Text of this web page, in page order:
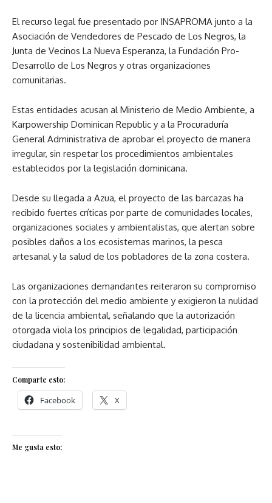
El recurso legal fue presentado por INSAPROMA junto a la
Asociación de Vendedores de Pescado de Los Negros, la
Junta de Vecinos La Nueva Esperanza, la Fundación Pro-
Desarrollo de Los Negros y otras organizaciones
comunitarias.
Estas entidades acusan al Ministerio de Medio Ambiente, a
Karpowership Dominican Republic y a la Procuraduría
General Administrativa de aprobar el proyecto de manera
irregular, sin respetar los procedimientos ambientales
establecidos por la legislación dominicana.
Desde su llegada a Azua, el proyecto de las barcazas ha
recibido fuertes críticas por parte de comunidades locales,
organizaciones sociales y ambientalistas, que alertan sobre
posibles daños a los ecosistemas marinos, la pesca
artesanal y la salud de los pobladores de la zona costera.
Las organizaciones demandantes reiteraron su compromiso
con la protección del medio ambiente y exigieron la nulidad
de la licencia ambiental, señalando que la autorización
otorgada viola los principios de legalidad, participación
ciudadana y sostenibilidad ambiental.
Comparte esto:
Facebook X
Me gusta esto: